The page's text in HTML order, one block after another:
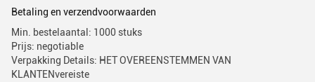
Betaling en verzendvoorwaarden
Min. bestelaantal: 1000 stuks
Prijs: negotiable
Verpakking Details: HET OVEREENSTEMMEN VAN
KLANTENvereiste